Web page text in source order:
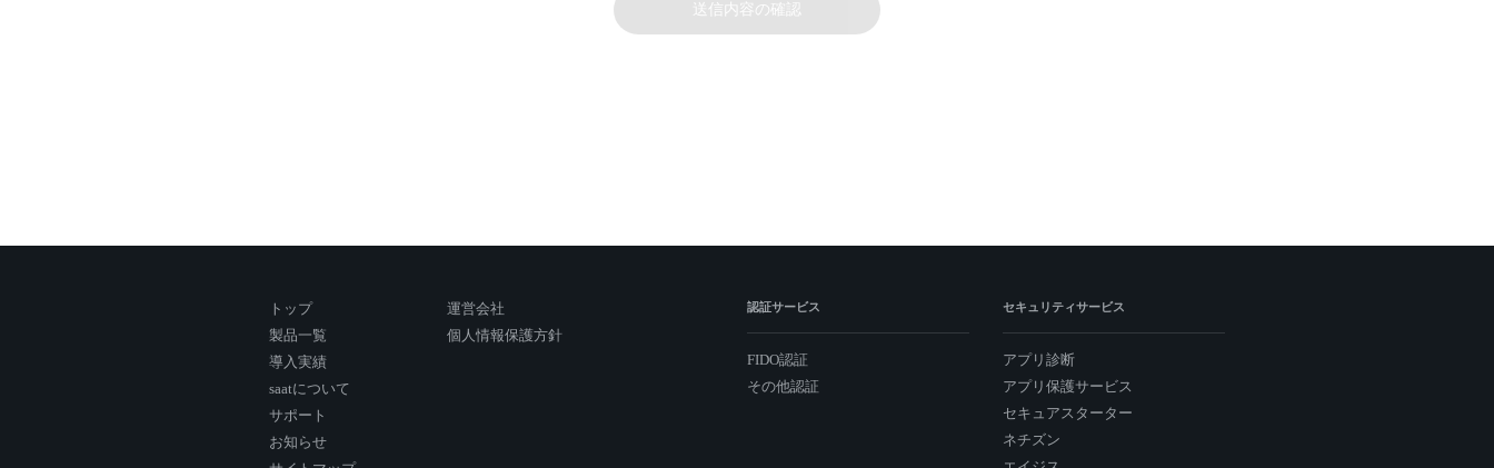
送信内容の確認
トップ
製品一覧
導入実績
saatについて
サポート
お知らせ
運営会社
個人情報保護方針
認証サービス
FIDO認証
その他認証
セキュリティサービス
アプリ診断
アプリ保護サービス
セキュアスターター
ネチズン